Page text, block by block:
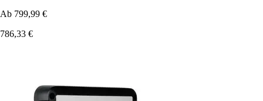
Ab 799,99 €
786,33 €